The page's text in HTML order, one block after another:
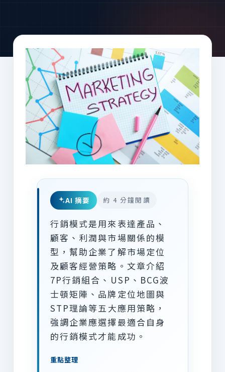
AI 摘要 約 4 分鐘閱讀
行銷模式是用來表達產品、
顧客、利潤與市場關係的模
型，幫助企業了解市場定位
及顧客經營策略。文章介紹
7P行銷組合、USP、BCG波
士頓矩陣、品牌定位地圖與
STP理論等五大應用策略，
強調企業應選擇最適合自身
的行銷模式才能成功。
重點整理